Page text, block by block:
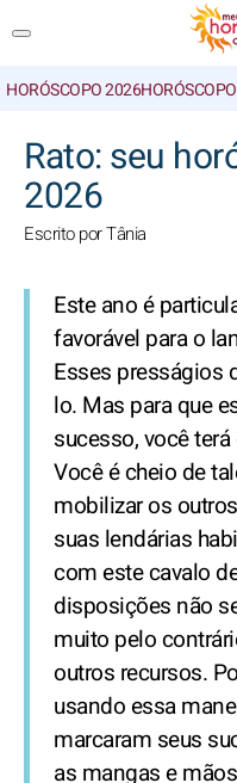
HORÓSCOPO 2026
Rato: seu
2026
Escrito por Tânia
Este ano é
favorável para o
Esses presságios
lo. Mas para que
sucesso, você
Você é cheio de
mobilizar os
suas lendárias
com este cavalo
disposições não
muito pelo
outros recursos.
usando essa
marcaram seus
as mangas e